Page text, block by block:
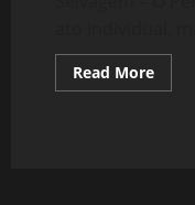
Read MoreRead
more